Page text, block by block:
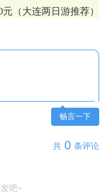
（大连两日游推荐）
畅言一下
共 0 条评论
吧~